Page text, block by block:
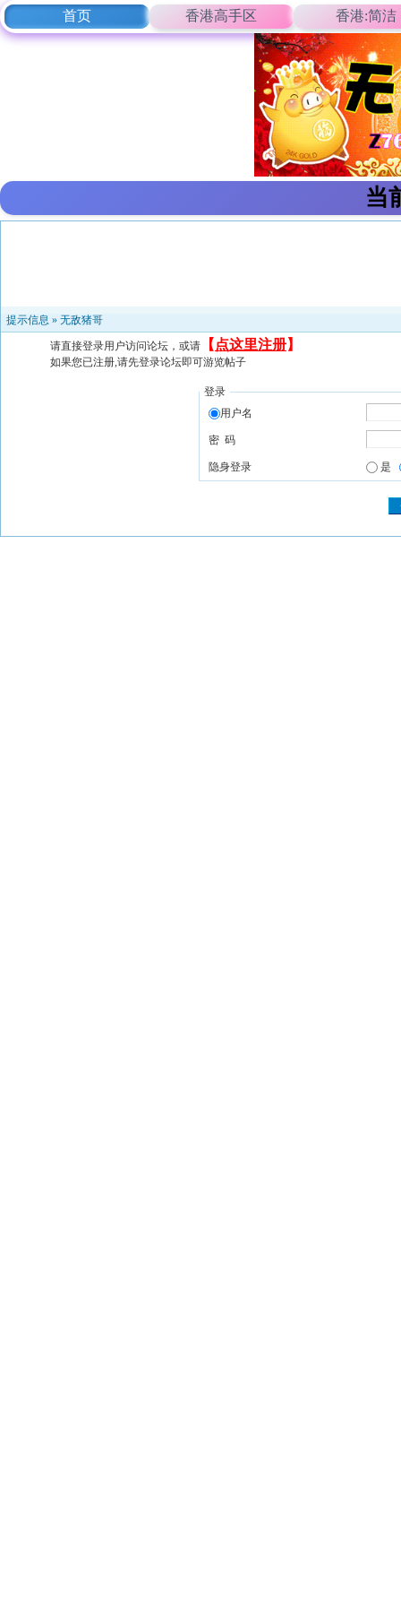
首页 香港高手区 香港:简洁
当
提示信息 » 无敌猪哥
请直接登录用户访问论坛，或请 【 点这里注册】
如果您已注册,请先登录论坛即可游览帖子
登录
用户名
密 码
隐身登录 是